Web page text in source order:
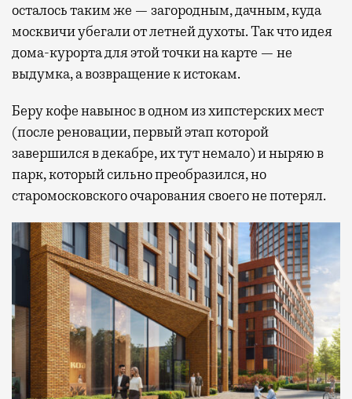
осталось таким же — загородным, дачным, куда
москвичи убегали от летней духоты. Так что идея
дома-курорта для этой точки на карте — не
выдумка, а возвращение к истокам.
Беру кофе навынос в одном из хипстерских мест
(после реновации, первый этап которой
завершился в декабре, их тут немало) и ныряю в
парк, который сильно преобразился, но
старомосковского очарования своего не потерял.